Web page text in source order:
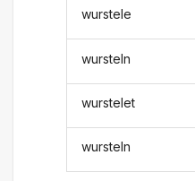
wurstele
wursteln
wurstelet
wursteln